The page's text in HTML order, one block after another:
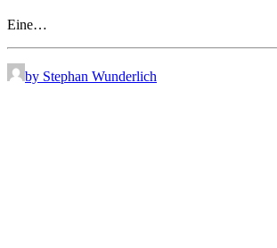
Eine…
by Stephan Wunderlich